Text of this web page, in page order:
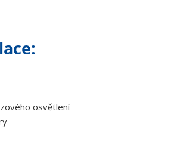
osvětlení